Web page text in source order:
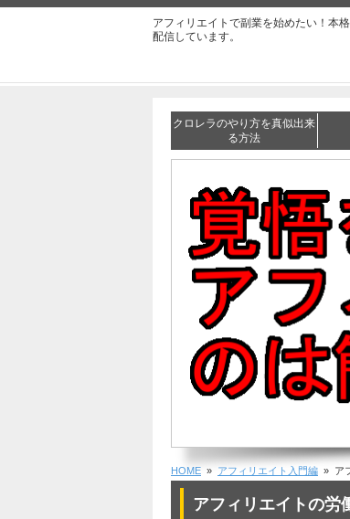
アフィリエイトで副業を始めたい！本
配信しています。
クロレラのやり方を真似出来
る方法
HOME » アフィリエイト入門編 » ア
アフィリエイトの労